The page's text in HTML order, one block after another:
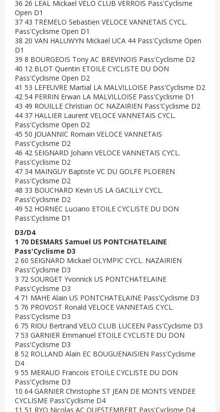
36 26 LEAL Mickael VELO CLUB VERROIS Pass'Cyclisme
Open D1
37 43 TREMELO Sebastien VELOCE VANNETAIS CYCL.
Pass'Cyclisme Open D1
38 20 VAN HALUWYN Mickael UCA 44 Pass'Cyclisme Open
D1
39 8 BOURGEOIS Tony AC BREVINOIS Pass'Cyclisme D2
40 12 BLOT Quentin ETOILE CYCLISTE DU DON
Pass'Cyclisme Open D2
41 53 LEFEUVRE Martial LA MALVILLOISE Pass'Cyclisme D2
42 54 PERRIN Erwan LA MALVILLOISE Pass'Cyclisme D1
43 49 ROUILLE Christian OC NAZAIRIEN Pass'Cyclisme D2
44 37 HALLIER Laurent VELOCE VANNETAIS CYCL.
Pass'Cyclisme Open D2
45 50 JOUANNIC Romain VELOCE VANNETAIS
Pass'Cyclisme D2
46 42 SEIGNARD Johann VELOCE VANNETAIS CYCL.
Pass'Cyclisme D2
47 34 MAINGUY Baptiste VC DU GOLFE PLOEREN
Pass'Cyclisme D2
48 33 BOUCHARD Kevin US LA GACILLY CYCL.
Pass'Cyclisme D2
49 52 HORNEC Luciano ETOILE CYCLISTE DU DON
Pass'Cyclisme D1
D3/D4
1 70 DESMARS Samuel US PONTCHATELAINE
Pass'Cyclisme D3
2 60 SEIGNARD Mickael OLYMPIC CYCL. NAZAIRIEN
Pass'Cyclisme D3
3 72 SOURGET Yvonnick US PONTCHATELAINE
Pass'Cyclisme D3
4 71 MAHE Alain US PONTCHATELAINE Pass'Cyclisme D3
5 76 PROVOST Ronald VELOCE VANNETAIS CYCL.
Pass'Cyclisme D3
6 75 RIOU Bertrand VELO CLUB LUCEEN Pass'Cyclisme D3
7 53 GARNIER Emmanuel ETOILE CYCLISTE DU DON
Pass'Cyclisme D3
8 52 ROLLAND Alain EC BOUGUENAISIEN Pass'Cyclisme
D4
9 55 MERAUD Francois ETOILE CYCLISTE DU DON
Pass'Cyclisme D3
10 64 GARNIER Christophe ST JEAN DE MONTS VENDEE
CYCLISME Pass'Cyclisme D4
11 51 RYO Nicolas AC QUESTEMBERT Pass'Cyclisme D4